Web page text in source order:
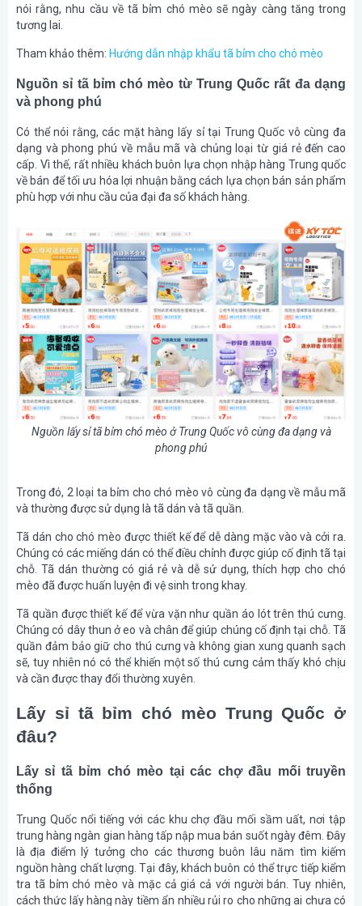
nói rằng, nhu cầu về tã bỉm chó mèo sẽ ngày càng tăng trong
tương lai.
Tham khảo thêm: Hướng dẫn nhập khẩu tã bỉm cho chó mèo
Nguồn sỉ tã bỉm chó mèo từ Trung Quốc rất đa dạng
và phong phú
Có thể nói rằng, các mặt hàng lấy sỉ tại Trung Quốc vô cùng đa
dạng và phong phú về mẫu mã và chủng loại từ giá rẻ đến cao
cấp. Vì thế, rất nhiều khách buôn lựa chọn nhập hàng Trung quốc
về bán để tối ưu hóa lợi nhuận bằng cách lựa chọn bán sản phẩm
phù hợp với nhu cầu của đại đa số khách hàng.
Nguồn lấy sỉ tã bỉm chó mèo ở Trung Quốc vô cùng đa dạng và
phong phú
Trong đó, 2 loại ta bỉm cho chó mèo vô cùng đa dạng về mẫu mã
và thường được sử dụng là tã dán và tã quần.
Tã dán cho chó mèo được thiết kế để dễ dàng mặc vào và cởi ra.
Chúng có các miếng dán có thể điều chỉnh được giúp cố định tã tại
chỗ. Tã dán thường có giá rẻ và dễ sử dụng, thích hợp cho chó
mèo đã được huấn luyện đi vệ sinh trong khay.
Tã quần được thiết kế để vừa vặn như quần áo lót trên thú cưng.
Chúng có dây thun ở eo và chân để giúp chúng cố định tại chỗ. Tã
quần đảm bảo giữ cho thú cưng và không gian xung quanh sạch
sẽ, tuy nhiên nó có thể khiến một số thú cưng cảm thấy khó chịu
và cần được thay đổi thường xuyên.
Lấy sỉ tã bỉm chó mèo Trung Quốc ở
đâu?
Lấy sỉ tã bỉm chó mèo tại các chợ đầu mối truyền
thống
Trung Quốc nổi tiếng với các khu chợ đầu mối sầm uất, nơi tập
trung hàng ngàn gian hàng tấp nập mua bán suốt ngày đêm. Đây
là địa điểm lý tưởng cho các thương buôn lâu năm tìm kiếm
nguồn hàng chất lượng. Tại đây, khách buôn có thể trực tiếp kiểm
tra tã bỉm chó mèo và mặc cả giá cả với người bán. Tuy nhiên,
cách thức lấy hàng này tiềm ẩn nhiều rủi ro cho những ai chưa có